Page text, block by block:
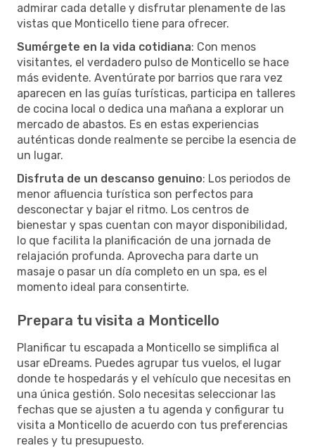
admirar cada detalle y disfrutar plenamente de las
vistas que Monticello tiene para ofrecer.
Sumérgete en la vida cotidiana: Con menos
visitantes, el verdadero pulso de Monticello se hace
más evidente. Aventúrate por barrios que rara vez
aparecen en las guías turísticas, participa en talleres
de cocina local o dedica una mañana a explorar un
mercado de abastos. Es en estas experiencias
auténticas donde realmente se percibe la esencia de
un lugar.
Disfruta de un descanso genuino: Los periodos de
menor afluencia turística son perfectos para
desconectar y bajar el ritmo. Los centros de
bienestar y spas cuentan con mayor disponibilidad,
lo que facilita la planificación de una jornada de
relajación profunda. Aprovecha para darte un
masaje o pasar un día completo en un spa, es el
momento ideal para consentirte.
Prepara tu visita a Monticello
Planificar tu escapada a Monticello se simplifica al
usar eDreams. Puedes agrupar tus vuelos, el lugar
donde te hospedarás y el vehículo que necesitas en
una única gestión. Solo necesitas seleccionar las
fechas que se ajusten a tu agenda y configurar tu
visita a Monticello de acuerdo con tus preferencias
reales y tu presupuesto.